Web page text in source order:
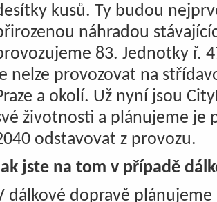
kusů. Ty budou
náhradou
83. Jednotky ř.
nelze provozovat na
a okolí. Už nyní jsou
životnosti a plánujeme je
odstavovat z provozu.
jste na tom v případě
dálkové dopravě